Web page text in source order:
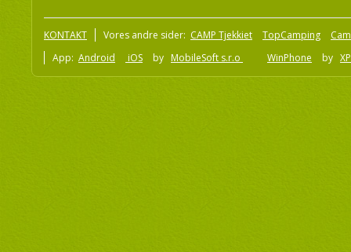
KONTAKT Vores andre sider: CAMP Tjekkiet TopCamping
App: Android iOS by MobileSoft s.r.o WinPhone by